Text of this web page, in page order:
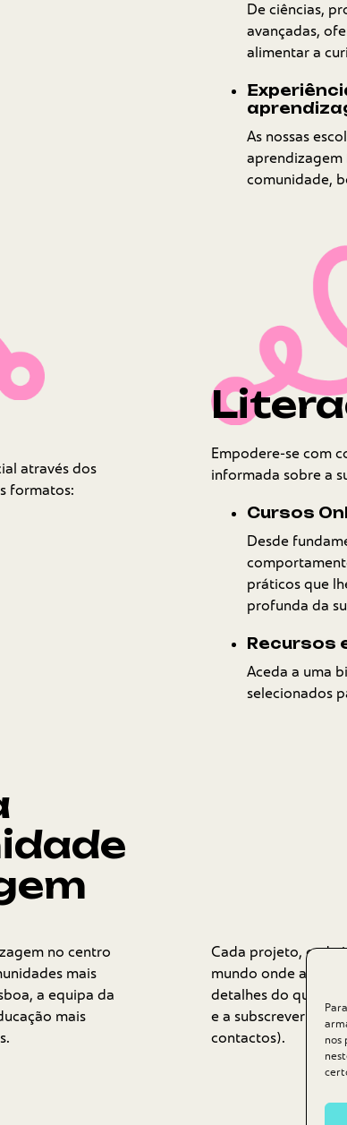
nos
De ciências,
avançadas,
alimentar a
As nossas
aprendizagem
comunidade,
através dos
formatos:
Empodere-se com
informada sobre a
Cursos
Desde
práticos que
profunda da
Recursos
Aceda a uma
selecionados
no centro
mais
a equipa da
mais
Cada projeto, cada
mundo onde a
detalhes do que
e a subscrever a
contactos).